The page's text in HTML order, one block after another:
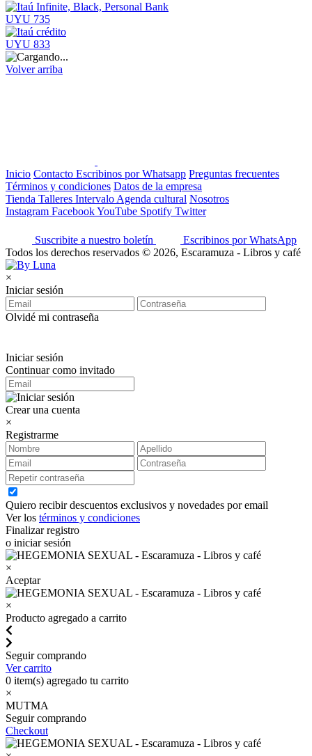
UYU 735
UYU 833
Volver arriba
Inicio Contacto Escribinos por Whatsapp Preguntas frecuentes
Términos y condiciones Datos de la empresa
Tienda Talleres Intervalo Agenda cultural Nosotros
Instagram FacebookYouTube Spotify Twitter
Suscribite a nuestro boletín
Escribinos por WhatsApp
Todos los derechos reservados © 2026, Escaramuza - Libros y café
×
Iniciar sesión
Olvidé mi contraseña
Iniciar sesión
Continuar como invitado
Crear una cuenta
×
Registrarme
Quiero recibir descuentos exclusivos y novedades por email
Ver los términos y condiciones
Finalizar registro
o iniciar sesión
×
Aceptar
×
Producto agregado a carrito
Seguir comprando
Ver carrito
0 item(s) agregado tu carrito
×
MUTMA
Seguir comprando
Checkout